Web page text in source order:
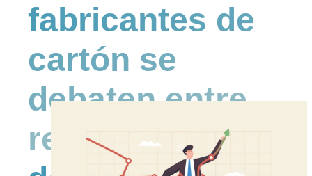
fabricantes de
cartón se
debaten entre
reglamentos